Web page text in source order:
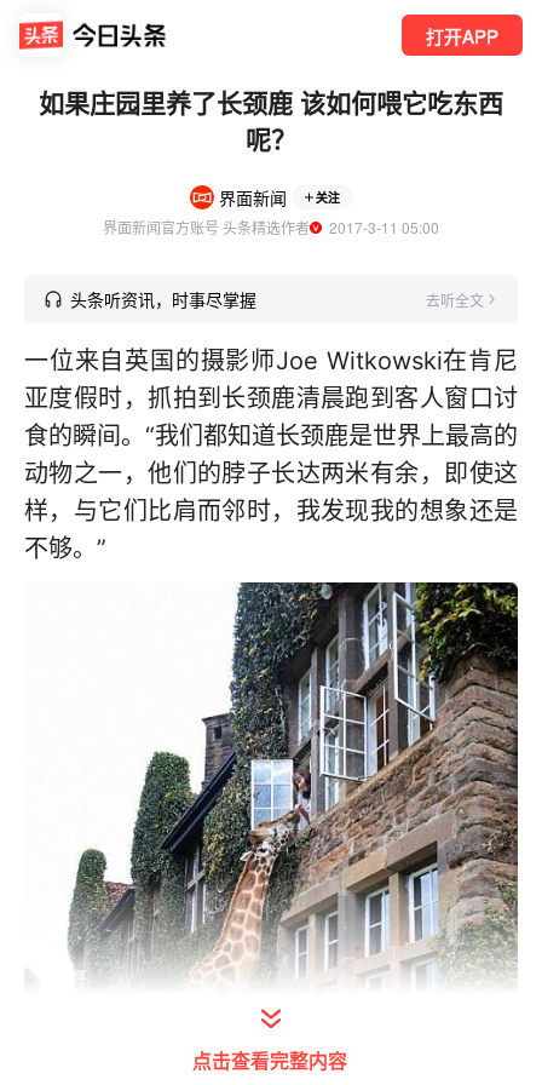
打开APP
如果庄园里养了长颈鹿 该如何喂它吃东西
呢？
界面新闻 关注
界面新闻官方账号 头条精选作者
  2017-3-11 05:00
头条听资讯，时事尽掌握 去听全文
一位来自英国的摄影师Joe Witkowski在肯尼
亚度假时，抓拍到长颈鹿清晨跑到客人窗口讨
食的瞬间。“我们都知道长颈鹿是世界上最高的
动物之一，他们的脖子长达两米有余，即使这
样，与它们比肩而邻时，我发现我的想象还是
不够。”
点击查看完整内容